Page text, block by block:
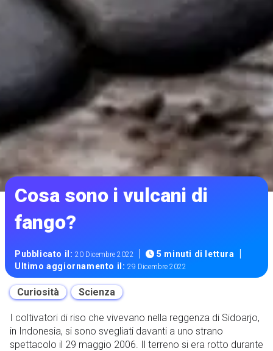
Cosa sono i vulcani di
fango?
Pubblicato il:20 Dicembre 2022 | 5 minuti di lettura |
Ultimo aggiornamento il:29 Dicembre 2022
Curiosità Scienza
I coltivatori di riso che vivevano nella reggenza di Sidoarjo,
in Indonesia, si sono svegliati davanti a uno strano
spettacolo il 29 maggio 2006. Il terreno si era rotto durante